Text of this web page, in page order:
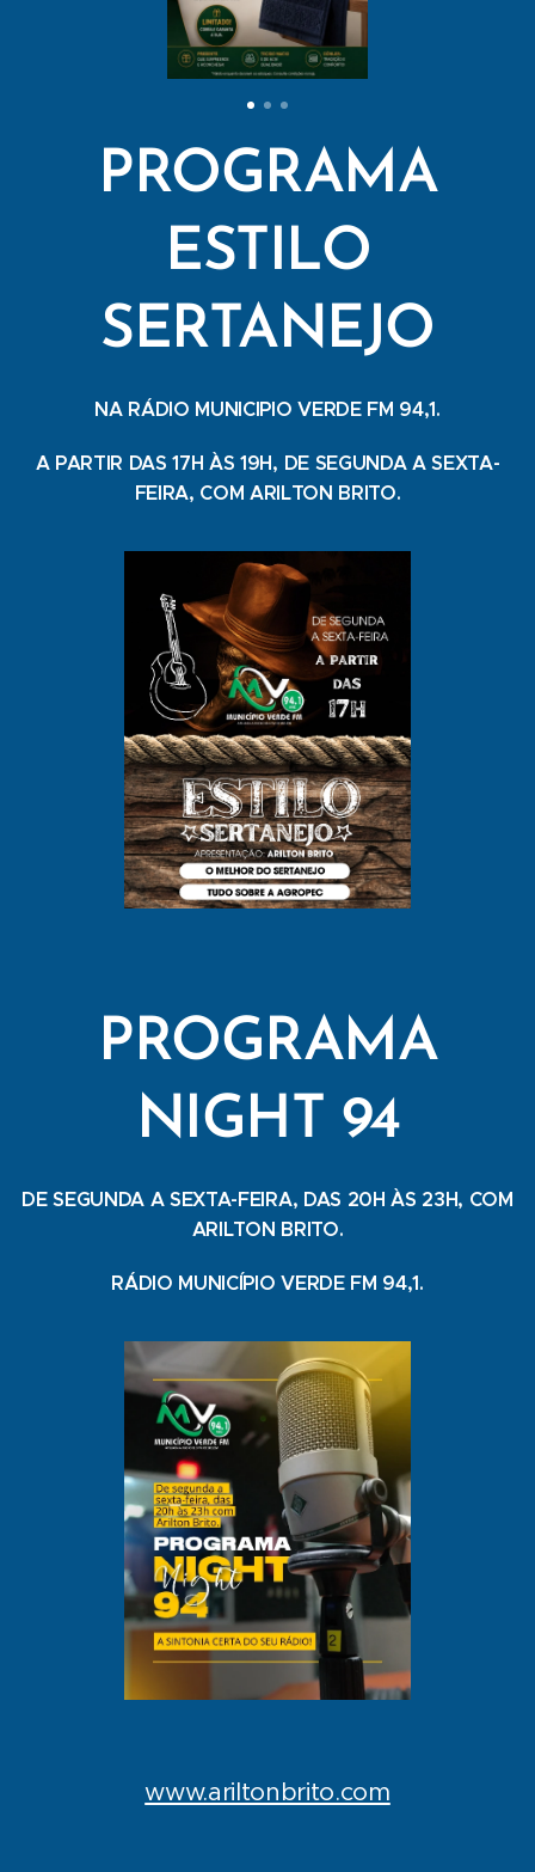
PROGRAMA
ESTILO
SERTANEJO
NA RÁDIO MUNICIPIO VERDE FM 94,1.
A PARTIR DAS 17H ÀS 19H, DE SEGUNDA A SEXTA-
FEIRA, COM ARILTON BRITO.
PROGRAMA
NIGHT 94
DE SEGUNDA A SEXTA-FEIRA, DAS 20H ÀS 23H, COM
ARILTON BRITO.
RÁDIO MUNICÍPIO VERDE FM 94,1.
www.ariltonbrito.com